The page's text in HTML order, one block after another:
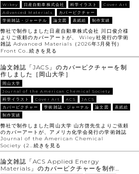
Wikey 日産自動車株式会社 科学イラスト
Cover Art
Advanced Materials
カバーピクチャー
学術雑誌・ジャーナル
論文図 表紙絵 制作実績
弊社で制作しました日産自動車株式会社 川口俊介様
よりご依頼のカバーアートが、 Wiley社発行の学術
雑誌 Advanced Materials（2026年3月発刊）
Front Co…続きを見る
論文雑誌「JACS」のカバーピクチャーを制
作しました［岡山大学］
岡山大学
Journal of the American Chemical Society
科学イラスト
Cover Art ACS
JACS
カバーピクチャー
学術雑誌・ジャーナル 論文図
表紙絵
制作実績
弊社で制作しました岡山大学 山方啓先生よりご依頼
のカバーアートが、アメリカ化学会発行の学術雑誌
Journal of the American Chemical
Society（2…続きを見る
論文雑誌「ACS Applied Energy
Materials」のカバーピクチャーを制作…